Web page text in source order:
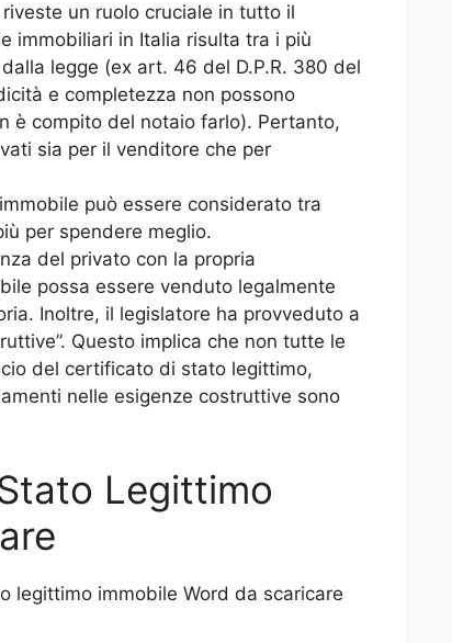
un ruolo cruciale in tutto il
immobiliari in Italia risulta tra i più
legge (ex art. 46 del D.P.R. 380 del
e completezza non possono
è compito del notaio farlo). Pertanto,
sia per il venditore che per
può essere considerato tra
per spendere meglio.
del privato con la propria
possa essere venduto legalmente
Inoltre, il legislatore ha provveduto a
Questo implica che non tutte le
del certificato di stato legittimo,
nelle esigenze costruttive sono
Legittimo
legittimo immobile Word da scaricare